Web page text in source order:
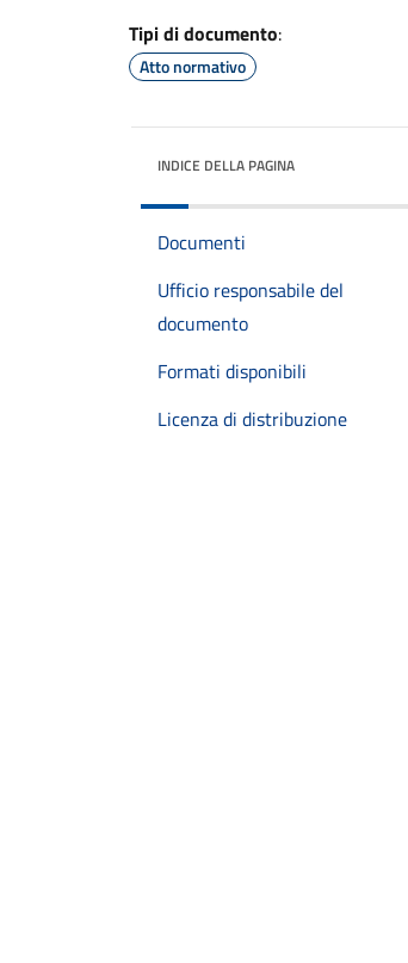
Tipi di documento:
Atto normativo
INDICE DELLA PAGINA
Documenti
Ufficio responsabile del
documento
Formati disponibili
Licenza di distribuzione